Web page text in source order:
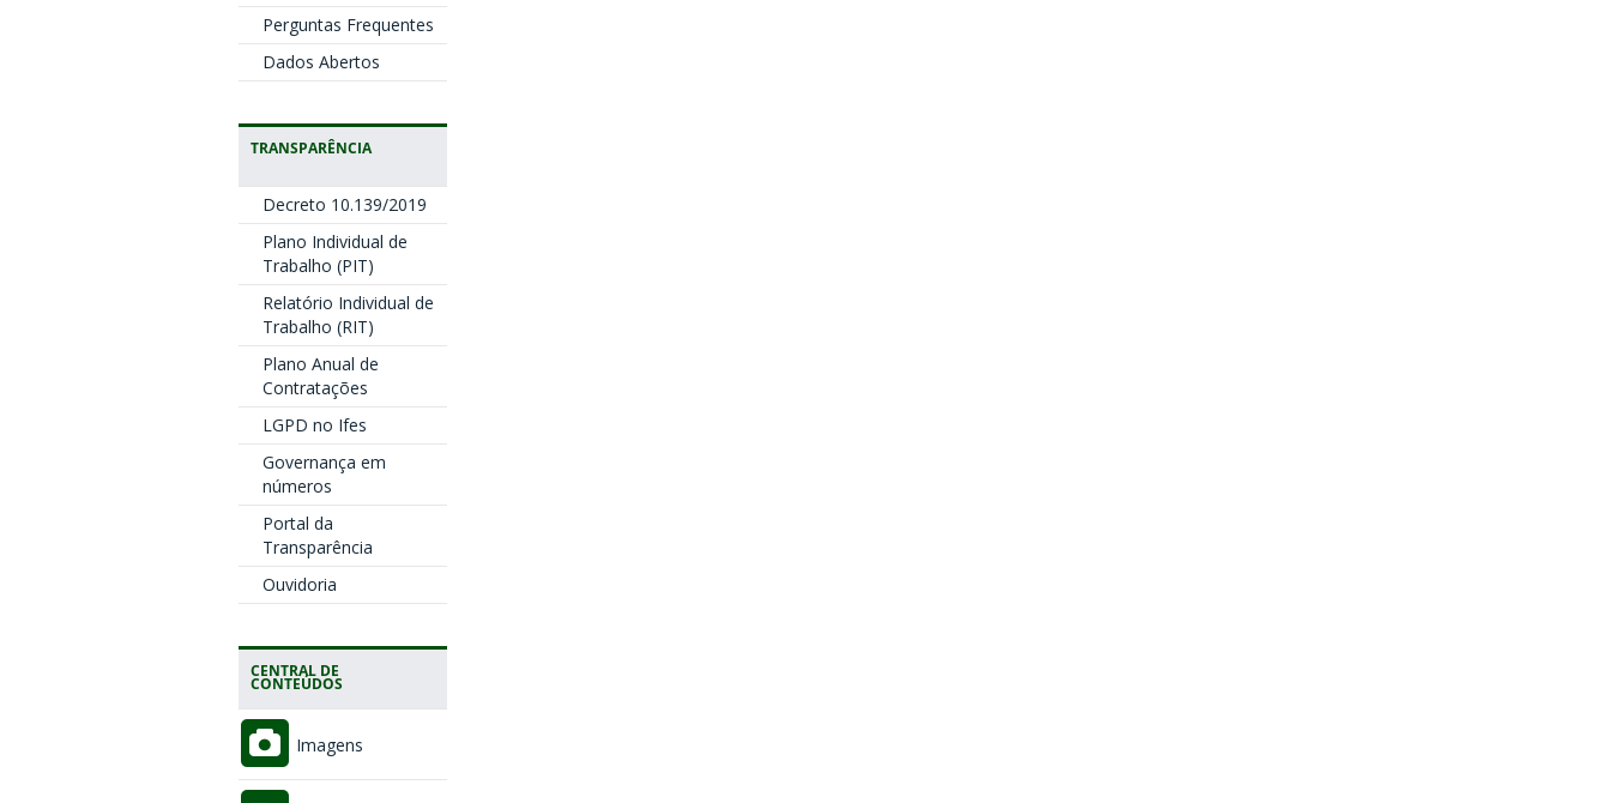
Perguntas Frequentes
Dados Abertos
TRANSPARÊNCIA
Decreto 10.139/2019
Plano Individual de
Trabalho (PIT)
Relatório Individual de
Trabalho (RIT)
Plano Anual de
Contratações
LGPD no Ifes
Governança em
números
Portal da
Transparência
Ouvidoria
CENTRAL DE
CONTEÚDOS
Imagens